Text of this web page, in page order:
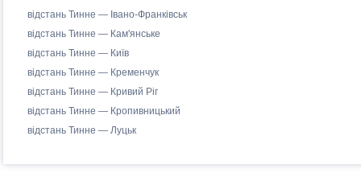
відстань Тинне — Івано-Франківськ
відстань Тинне — Кам'янське
відстань Тинне — Київ
відстань Тинне — Кременчук
відстань Тинне — Кривий Ріг
відстань Тинне — Кропивницький
відстань Тинне — Луцьк